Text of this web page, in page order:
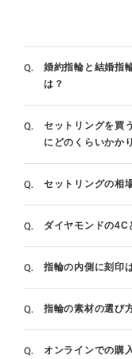
婚約指輪と結婚指
は？
婚約指輪(エンゲー
を重ね着けしてお
他に、豊富なデザ
す。
結婚後も婚約指輪を
結婚指輪(マリッジ
セットリングを買
にどのくらいかか
婚約指輪(エンゲー
セットでお求めに
お持ちでない方は
合わせてお求めに
でに1~2ヶ月ほど
に欲しい日の3ヶ
す。有料で最短1
ため、ご相談くだ
セットリングの相
婚約指輪(エンゲー
す。結婚指輪の相
ペアの価格で25万
リングは婚約指輪
す。
婚約指輪・結婚指
ダイヤモンドの4C
4C(カラット・カ
ヤモンドの価値基
指輪の内側に刻印
指輪の内側の刻印
ブロック体と筆記
数は指輪のサイズ
指輪の素材の選び
ブライダルリング
オンラインでの購